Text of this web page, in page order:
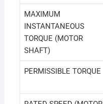
MAXIMUM
INSTANTANEOUS
TORQUE (MOTOR
SHAFT)
PERMISSIBLE TORQUE